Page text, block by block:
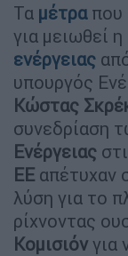
Τα μέτρα που
για μειωθεί η
ενέργειας
υπουργός
Κώστας
συνεδρίαση
Ενέργειας
ΕΕ απέτυχαν
λύση για το
ρίχνοντας
Κομισιόν για